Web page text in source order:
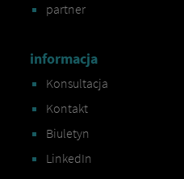
partner
informacja
Konsultacja
Kontakt
Biuletyn
LinkedIn